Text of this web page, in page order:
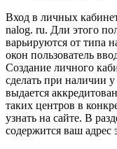
Вход в личных
nalog. ru. Дли этого
варьируются от типа
окон пользователь
Создание личного
сделать при наличии
выдается
таких центров в
узнать на сайте. В
содержится ваш